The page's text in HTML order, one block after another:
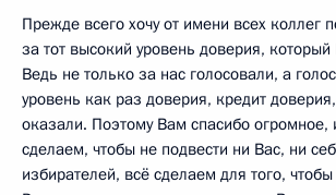
Прежде всего хочу от имени всех коллег
за тот высокий уровень доверия,
Ведь не только за нас голосовали, а
уровень как раз доверия, кредит
оказали. Поэтому Вам спасибо огромное,
сделаем, чтобы не подвести ни Вас, ни
избирателей, всё сделаем для того,